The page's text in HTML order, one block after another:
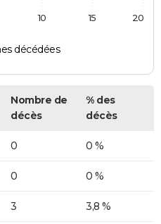
décédées
10 15 20
Nombre de
décès
% des
décès
0 0 %
0 0 %
3 3,8 %